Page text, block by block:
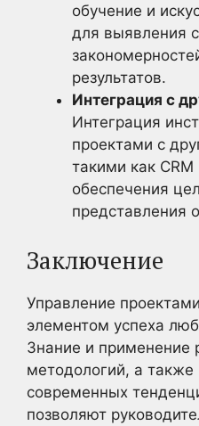
обучение и
для выявления
результатов.
Интеграция с
Интеграция
проектами с
такими как CRM
обеспечения
представления
Заключение
Управление
элементом успеха
Знание и применение
методологий, а
современных
позволяют